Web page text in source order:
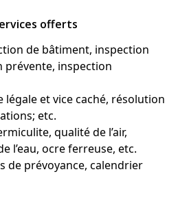
offerts
de bâtiment, inspection
prévente, inspection
légale et vice caché, résolution
etc.
qualité de l’air,
l’eau, ocre ferreuse, etc.
de prévoyance, calendrier